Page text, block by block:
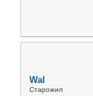
Wal
Старожил